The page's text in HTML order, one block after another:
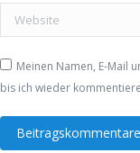
Website
Meinen Namen, E-Mail
bis ich wieder
Beitragskommentare